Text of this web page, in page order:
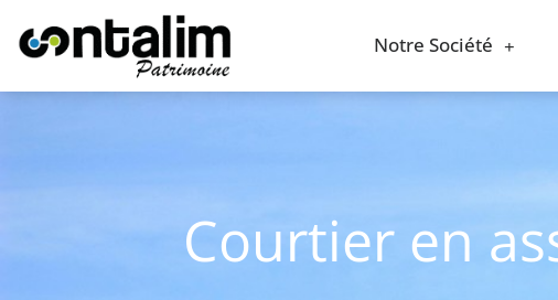
Notre Société
Courtier en